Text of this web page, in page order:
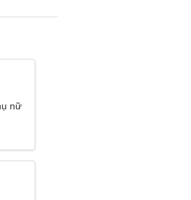
nữ